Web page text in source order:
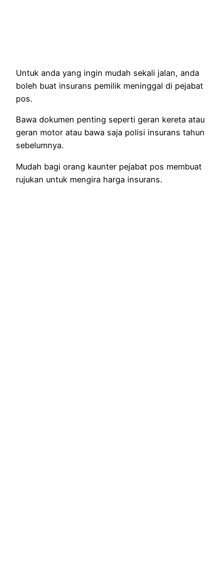
Untuk anda yang ingin mudah sekali jalan, anda
boleh buat insurans pemilik meninggal di pejabat
pos.
Bawa dokumen penting seperti geran kereta atau
geran motor atau bawa saja polisi insurans tahun
sebelumnya.
Mudah bagi orang kaunter pejabat pos membuat
rujukan untuk mengira harga insurans.